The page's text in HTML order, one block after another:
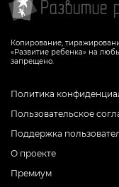
Копирование,
«Развитие ребенка» на
запрещено.
Политика
Пользовательское
Поддержка
О проекте
Премиум